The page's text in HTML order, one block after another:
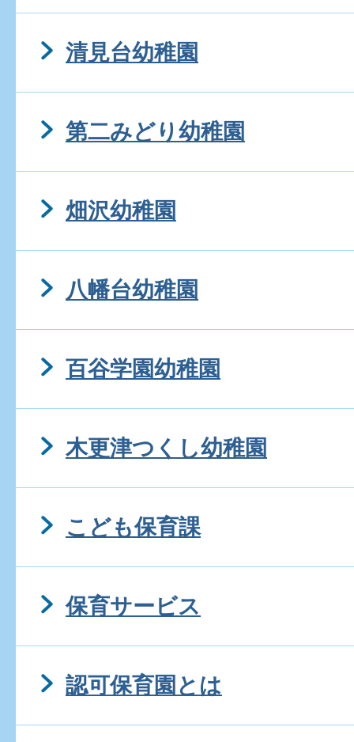
清見台幼稚園
第二みどり幼稚園
畑沢幼稚園
八幡台幼稚園
百谷学園幼稚園
木更津つくし幼稚園
こども保育課
保育サービス
認可保育園とは